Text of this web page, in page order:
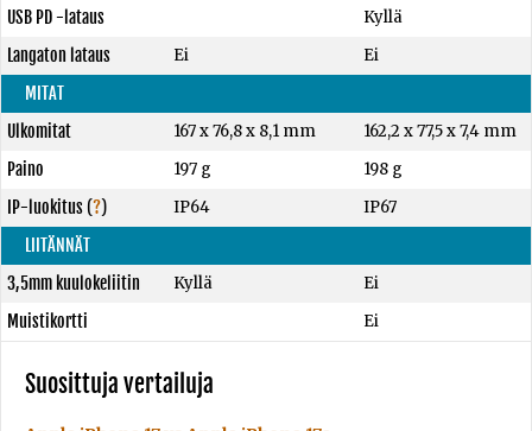
USB PD -lataus
Kyllä
Langaton lataus
Ei
Ei
MITAT
Ulkomitat
167 x 76,8 x 8,1 mm
162,2 x 77,5 x 7,4 mm
Paino
197 g
198 g
IP-luokitus(?) IP64
IP67
LIITÄNNÄT
3,5mm kuulokeliitin
Kyllä
Ei
Muistikortti
Ei
Suosittuja vertailuja